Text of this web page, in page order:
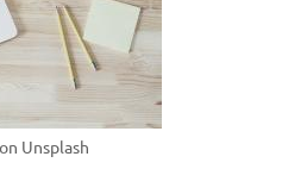
Unsplash